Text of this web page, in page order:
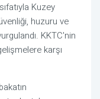
Kuzey
huzuru ve
KKTC'nin
karşı